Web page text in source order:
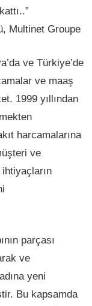
Multinet Groupe
ve Türkiye’de
ve maaş
1999 yıllından
harcamalarına
ve
ihtiyaçların
parçası
ve
yeni
Bu kapsamda